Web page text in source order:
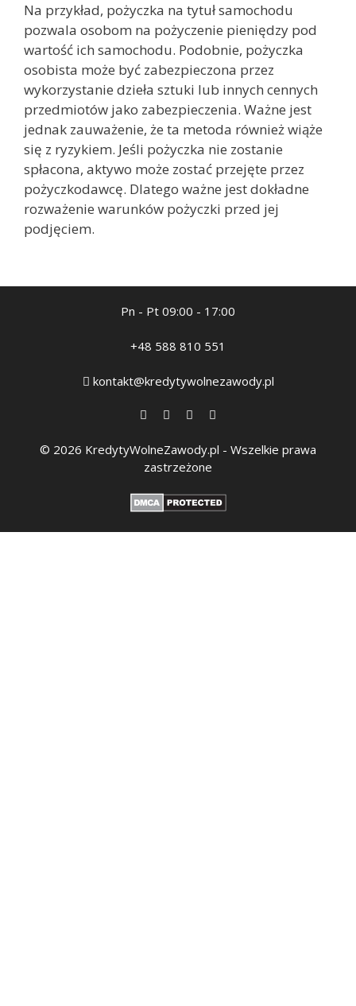
Na przykład, pożyczka na tytuł samochodu
pozwala osobom na pożyczenie pieniędzy pod
wartość ich samochodu. Podobnie, pożyczka
osobista może być zabezpieczona przez
wykorzystanie dzieła sztuki lub innych cennych
przedmiotów jako zabezpieczenia. Ważne jest
jednak zauważenie, że ta metoda również wiąże
się z ryzykiem. Jeśli pożyczka nie zostanie
spłacona, aktywo może zostać przejęte przez
pożyczkodawcę. Dlatego ważne jest dokładne
rozważenie warunków pożyczki przed jej
podjęciem.
Pn - Pt 09:00 - 17:00
+48 588 810 551
kontakt@kredytywolnezawody.pl
© 2026 KredytyWolneZawody.pl - Wszelkie prawa
zastrzeżone